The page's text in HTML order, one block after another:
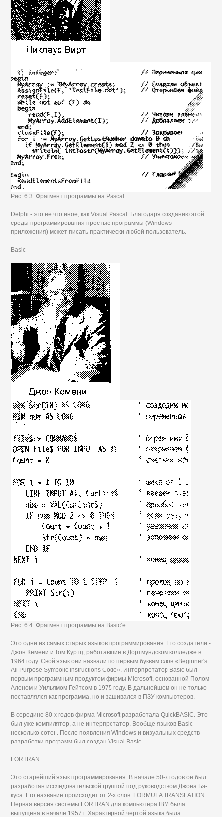
Рис. 6.3. Фрагмент программы на Pascal
Delphi - это не что иное, как Visual Pascal. Благодаря созданию этой
среды программирования простые программы (Windows-
приложения) может писать практически любой пользователь.
Basic
Рис. 6.4. Фрагмент программы на Basic’e
Это одни из самых старых языков программирования. Его создатели -
Джон Кемени и Том Куртц, работавшие в Дортмундском колледже в
1964 году. Свой язык они назвали по первым буквам слов «Beginner's
All Purpose Symbolic Instructions Code». Интерпретатор Basic был
первым программным продуктом фирмы Microsoft, основанной Полом
Аленом и Уильямом Гейтсом в 1975 году. В дальнейшем он не только
поставлялся как программа, но и зашивался в ПЗУ компьютеров.
В середине 80-х годов фирма Microsoft разработала QuickBASIC. Это
был уже компилятор, а не интерпретатор. Вообще языков Basic
несколько сотен. После появления Windows и визуальных средств
разработки программ был создан Visual Basic.
FORTRAN
Это старейший язык программирования. В начале 50-х годов он был
разработан исследовательской группой под руководством Джона Бэ-
куса. Его название происходит от 2-х слов: FORMULA TRANSLATION.
Первая версия системы FORTRAN для компьютера IBM была
выпущена в начале 1957 г. Характерной чертой языка была